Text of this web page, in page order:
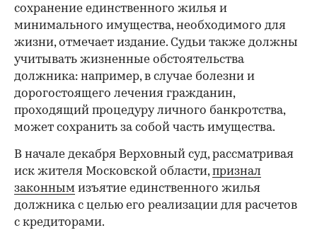
сохранение единственного жилья и
минимального имущества, необходимого для
жизни, отмечает издание. Судьи также должны
учитывать жизненные обстоятельства
должника: например, в случае болезни и
дорогостоящего лечения гражданин,
проходящий процедуру личного банкротства,
может сохранить за собой часть имущества.
В начале декабря Верховный суд, рассматривая
иск жителя Московской области,признал
законным изъятие единственного жилья
должника с целью его реализации для расчетов
с кредиторами.